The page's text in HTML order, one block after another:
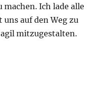
Ich lade alle
auf den Weg zu
mitzugestalten.